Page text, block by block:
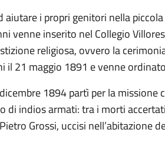
aiutare i propri genitori nella
venne inserito nel Collegio
religiosa, ovvero la
il 21 maggio 1891 e venne
1894 partì per la
di indios armati: tra i morti
Grossi, uccisi nell’abitazione